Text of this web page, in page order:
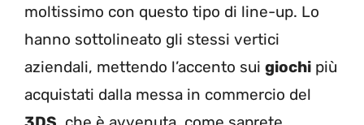
moltissimo con questo tipo di line-up. Lo
hanno sottolineato gli stessi vertici
aziendali, mettendo l’accento sui giochi più
acquistati dalla messa in commercio del